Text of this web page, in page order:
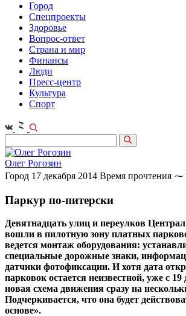
Город
Спецпроекты
Здоровье
Вопрос-ответ
Страна и мир
Финансы
Люди
Пресс-центр
Культура
Спорт
Олег Рогозин
Город 17 декабря 2014 Время прочтения ⁓
Паркур по-питерски
Девятнадцать улиц и переулков
вошли в пилотную зону платных
ведется монтаж оборудования:
специальные дорожные знаки,
датчики фотофиксации. И хотя дата
парковок остается неизвестной, уже с
новая схема движения сразу на
Подчеркивается, что она будет
основе».